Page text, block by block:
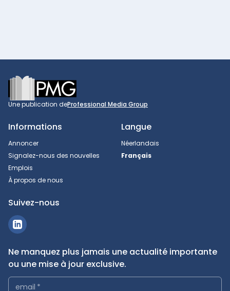
Footer
Une publication deProfessional Media Group
Informations
Annoncer
Signalez-nous des nouvelles
Emplois
À propos de nous
Langue
Néerlandais
Français
Suivez-nous
Ne manquez plus jamais une actualité importante
ou une mise à jour exclusive.
email *